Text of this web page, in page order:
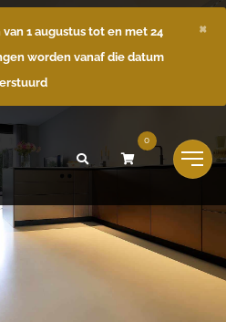
1 augustus tot en met 24
worden vanaf die datum
×
0